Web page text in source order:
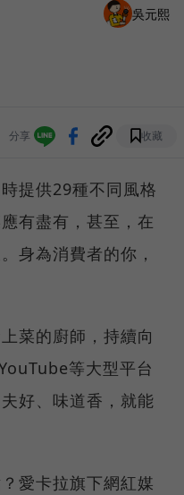
吳元熙
分享 收藏
提供29種不同風格
有盡有，甚至，在
身為消費者的你，
菜的廚師，持續向
等大型平台
好、味道香，就能
愛卡拉旗下網紅媒